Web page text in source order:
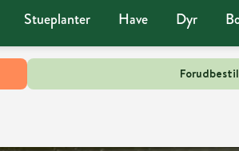
Stueplanter Have Dyr